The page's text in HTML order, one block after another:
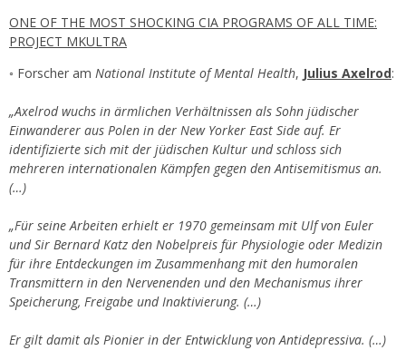
ONE OF THE MOST SHOCKING CIA PROGRAMS OF ALL TIME:
PROJECT MKULTRA
◦ Forscher am National Institute of Mental Health, Julius Axelrod:
„Axelrod wuchs in ärmlichen Verhältnissen als Sohn jüdischer
Einwanderer aus Polen in der New Yorker East Side auf. Er
identifizierte sich mit der jüdischen Kultur und schloss sich
mehreren internationalen Kämpfen gegen den Antisemitismus an.
(…)
„Für seine Arbeiten erhielt er 1970 gemeinsam mit Ulf von Euler
und Sir Bernard Katz den Nobelpreis für Physiologie oder Medizin
für ihre Entdeckungen im Zusammenhang mit den humoralen
Transmittern in den Nervenenden und den Mechanismus ihrer
Speicherung, Freigabe und Inaktivierung. (…)
Er gilt damit als Pionier in der Entwicklung von Antidepressiva. (…)